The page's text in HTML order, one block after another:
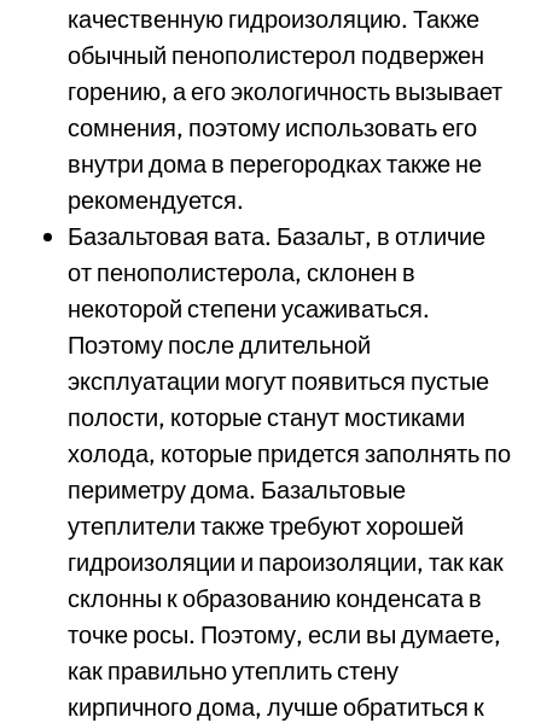
качественную гидроизоляцию. Также
обычный пенополистерол подвержен
горению, а его экологичность вызывает
сомнения, поэтому использовать его
внутри дома в перегородках также не
рекомендуется.
Базальтовая вата. Базальт, в отличие
от пенополистерола, склонен в
некоторой степени усаживаться.
Поэтому после длительной
эксплуатации могут появиться пустые
полости, которые станут мостиками
холода, которые придется заполнять по
периметру дома. Базальтовые
утеплители также требуют хорошей
гидроизоляции и пароизоляции, так как
склонны к образованию конденсата в
точке росы. Поэтому, если вы думаете,
как правильно утеплить стену
кирпичного дома, лучше обратиться к